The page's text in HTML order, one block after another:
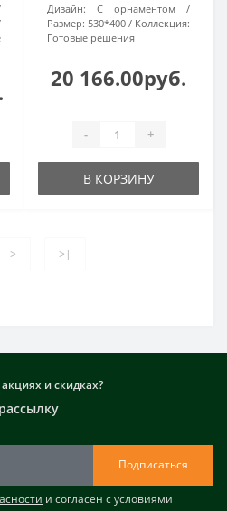
Дизайн:
С орнаментом
Размер: 530*400
Коллекция:
Готовые решения
20 166.00руб.
- +
В КОРЗИНУ
> >|
и скидках?
Подписаться
и согласен с условиями